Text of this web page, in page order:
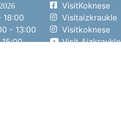
18:00
- 13:00
VisitKoknese
Visitaizkraukle
Visitkoknese
Visit Aizkraukle